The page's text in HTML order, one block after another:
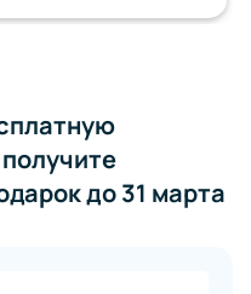
до 31 марта